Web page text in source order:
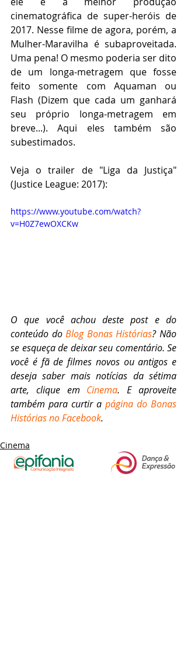
cinematográfica de super-heróis de
2017. Nesse filme de agora, porém, a
Mulher-Maravilha é subaproveitada.
Uma pena! O mesmo poderia ser dito
de um longa-metragem que fosse
feito somente com Aquaman ou
Flash (Dizem que cada um ganhará
seu próprio longa-metragem em
breve...). Aqui eles também são
subestimados.
Veja o trailer de "Liga da Justiça"
(Justice League: 2017):
https://www.youtube.com/watch?
v=H0Z7ewOXCKw
O que você achou deste post e do
conteúdo do Blog Bonas Histórias? Não
se esqueça de deixar seu comentário. Se
você é fã de filmes novos ou antigos e
deseja saber mais notícias da sétima
arte, clique em Cinema. E aproveite
também para curtir a página do Bonas
Histórias no Facebook.
Cinema